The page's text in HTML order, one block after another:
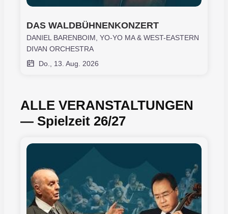
DAS WALDBÜHNENKONZERT
DANIEL BARENBOIM, YO-YO MA & WEST-EASTERN
DIVAN ORCHESTRA
Do., 13. Aug. 2026
ALLE VERANSTALTUNGEN
― Spielzeit 26/27